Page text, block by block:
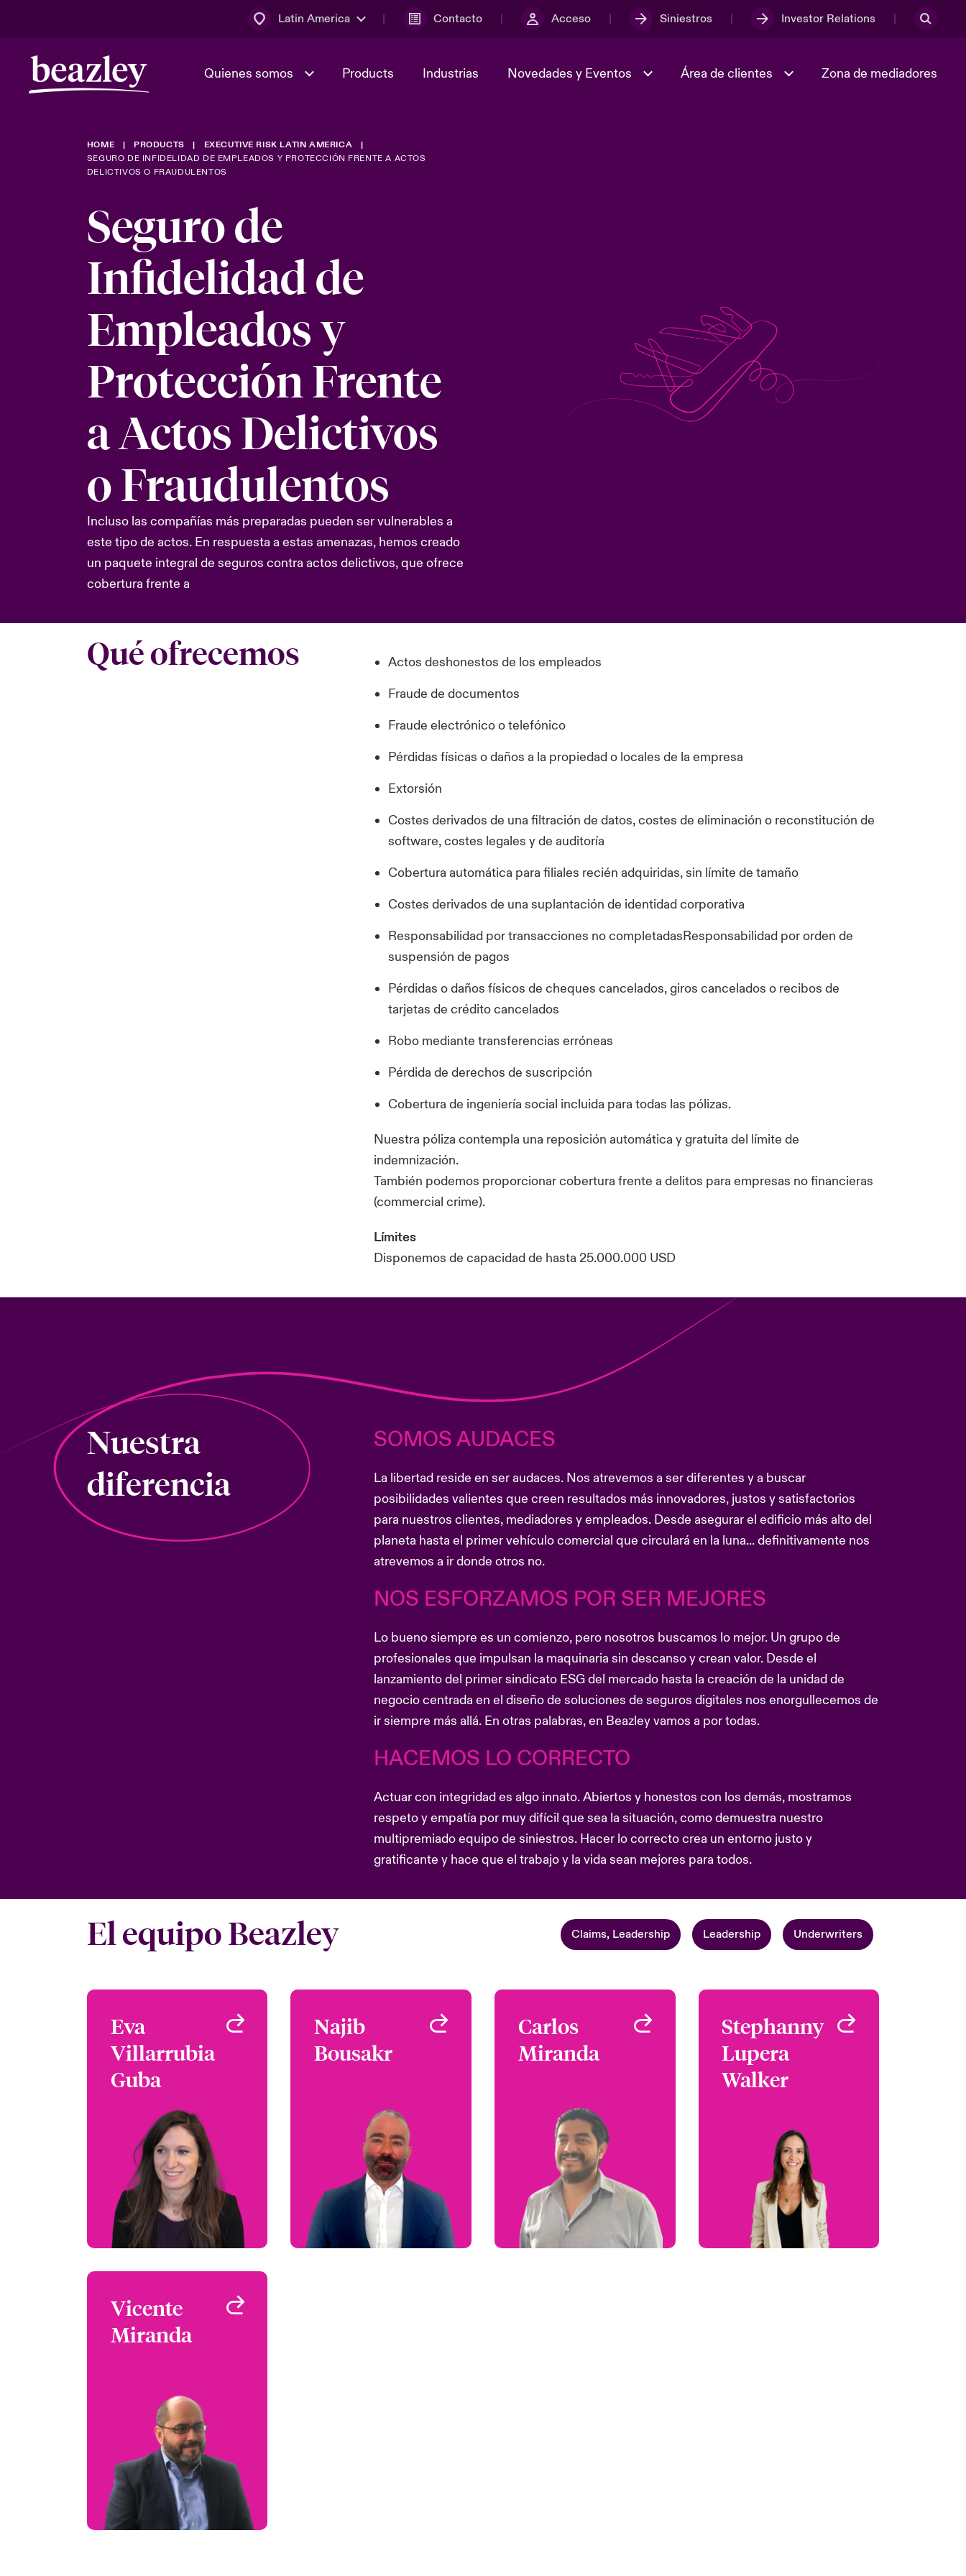
Latin America Contacto Acceso Siniestros Investor Relations
Quienes somos
Quienes somos
El Consejo y el comité de
dirección
Ratings
Products Industrias Novedades y Eventos
Novedades y Eventos
Eventos
Área de clientes
Área de clientes Clientes ciber
Zona de mediadores
HOME PRODUCTS
EXECUTIVE RISK LATIN AMERICA
SEGURO DE INFIDELIDAD DE EMPLEADOS Y PROTECCIÓN FRENTE A ACTOS
DELICTIVOS O FRAUDULENTOS
Seguro de
Infidelidad de
Empleados y
Protección Frente
a Actos Delictivos
o Fraudulentos
Incluso las compañías más preparadas pueden ser vulnerables a
este tipo de actos. En respuesta a estas amenazas, hemos creado
un paquete integral de seguros contra actos delictivos, que ofrece
cobertura frente a
Qué ofrecemos
Actos deshonestos de los empleados
Fraude de documentos
Fraude electrónico o telefónico
Pérdidas físicas o daños a la propiedad o locales de la empresa
Extorsión
Costes derivados de una filtración de datos, costes de eliminación o reconstitución de
software, costes legales y de auditoría
Cobertura automática para filiales recién adquiridas, sin límite de tamaño
Costes derivados de una suplantación de identidad corporativa
Responsabilidad por transacciones no completadasResponsabilidad por orden de
suspensión de pagos
Pérdidas o daños físicos de cheques cancelados, giros cancelados o recibos de
tarjetas de crédito cancelados
Robo mediante transferencias erróneas
Pérdida de derechos de suscripción
Cobertura de ingeniería social incluida para todas las pólizas.
Nuestra póliza contempla una reposición automática y gratuita del límite de
indemnización.
También podemos proporcionar cobertura frente a delitos para empresas no financieras
(commercial crime).
Límites
Disponemos de capacidad de hasta 25.000.000 USD
Nuestra
diferencia
SOMOS AUDACES
La libertad reside en ser audaces. Nos atrevemos a ser diferentes y a buscar
posibilidades valientes que creen resultados más innovadores, justos y satisfactorios
para nuestros clientes, mediadores y empleados. Desde asegurar el edificio más alto del
planeta hasta el primer vehículo comercial que circulará en la luna... definitivamente nos
atrevemos a ir donde otros no.
NOS ESFORZAMOS POR SER MEJORES
Lo bueno siempre es un comienzo, pero nosotros buscamos lo mejor. Un grupo de
profesionales que impulsan la maquinaria sin descanso y crean valor. Desde el
lanzamiento del primer sindicato ESG del mercado hasta la creación de la unidad de
negocio centrada en el diseño de soluciones de seguros digitales nos enorgullecemos de
ir siempre más allá. En otras palabras, en Beazley vamos a por todas.
HACEMOS LO CORRECTO
Actuar con integridad es algo innato. Abiertos y honestos con los demás, mostramos
respeto y empatía por muy difícil que sea la situación, como demuestra nuestro
multipremiado equipo de siniestros. Hacer lo correcto crea un entorno justo y
gratificante y hace que el trabajo y la vida sean mejores para todos.
El equipo Beazley Claims, Leadership Leadership Underwriters
Eva
Villarrubia
Guba
Eva
Villarrubia
Claims Focus Group
Leader - Continental
Europe, Specialty Lines
Barcelona, Spain
+34 935 24 99 59
Email Eva
Ver perfil
Najib
Bousakr
Najib
Bousakr
Financial Lines
Miami, FL, USA
+1 (786) 843 3212
Email Najib
Ver perfil
Carlos
Miranda
Carlos
Miranda
+1 (786) 843 3216
Email Carlos
Ver perfil
Stephanny
Lupera
Walker
Stephanny
Lupera
Miami, FL, USA
+1 (786) 843 3209
Email Stephanny
Ver perfil
Vicente
Miranda
Vicente
Miranda
+1 (786) 843 3217
Email Vicente
Ver perfil